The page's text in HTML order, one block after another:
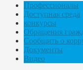
Профессионалы
Доступная среда
конкурсы
Обращения
Сообщить о
Документы
Видео